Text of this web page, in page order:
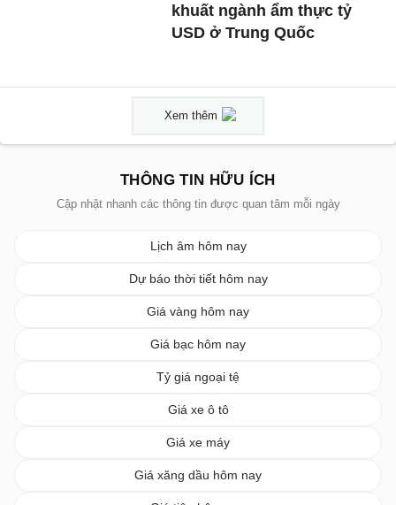
khuất ngành ẩm thực tỷ
USD ở Trung Quốc
Xem thêm
THÔNG TIN HỮU ÍCH
Cập nhật nhanh các thông tin được quan tâm mỗi ngày
Lịch âm hôm nay
Dự báo thời tiết hôm nay
Giá vàng hôm nay
Giá bạc hôm nay
Tỷ giá ngoại tệ
Giá xe ô tô
Giá xe máy
Giá xăng dầu hôm nay